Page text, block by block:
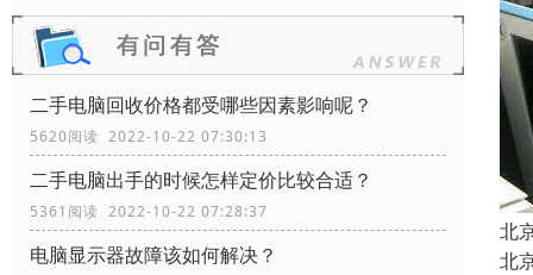
二手电脑回收价格都受哪些因素影响呢？
5620阅读 2022-10-22 07:30:13
二手电脑出手的时候怎样定价比较合适？
5361阅读 2022-10-22 07:28:37
电脑显示器故障该如何解决？
北
北